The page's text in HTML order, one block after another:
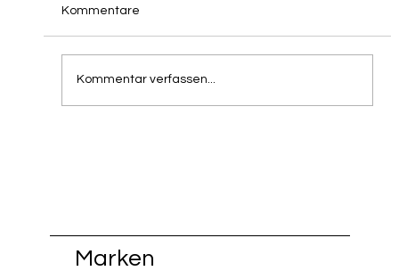
Kommentare
Kommentar verfassen...
Marken